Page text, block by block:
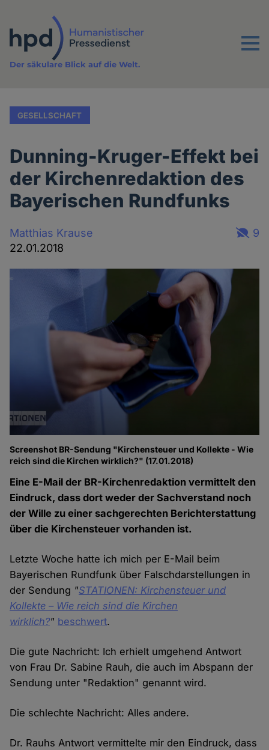
Inhalt
Menu
Der säkulare Blick auf die Welt.
GESELLSCHAFT
Dunning-Kruger-Effekt bei
der Kirchenredaktion des
Bayerischen Rundfunks
Matthias Krause
22.01.2018
9
Screenshot BR-Sendung "Kirchensteuer und Kollekte - Wie
reich sind die Kirchen wirklich?" (17.01.2018)
Eine E-Mail der BR-Kirchenredaktion vermittelt den
Eindruck, dass dort weder der Sachverstand noch
der Wille zu einer sachgerechten Berichterstattung
über die Kirchensteuer vorhanden ist.
Letzte Woche hatte ich mich per E-Mail beim
Bayerischen Rundfunk über Falschdarstellungen in
der Sendung "STATIONEN: Kirchensteuer und
Kollekte – Wie reich sind die Kirchen
wirklich?" beschwert.
Die gute Nachricht: Ich erhielt umgehend Antwort
von Frau Dr. Sabine Rauh, die auch im Abspann der
Sendung unter "Redaktion" genannt wird.
Die schlechte Nachricht: Alles andere.
Dr. Rauhs Antwort vermittelte mir den Eindruck, dass